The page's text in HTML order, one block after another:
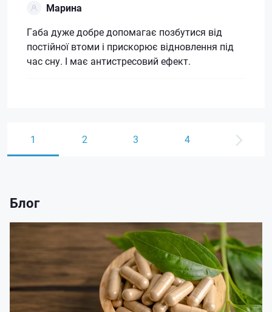
Марина
Габа дуже добре допомагає позбутися від
постійної втоми і прискорює відновлення під
час сну. І має антистресовий ефект.
1 2 3 4
Блог